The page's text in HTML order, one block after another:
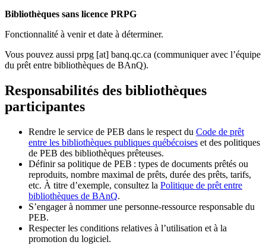
Bibliothèques sans licence PRPG
Fonctionnalité à venir et date à déterminer.
Vous pouvez aussi prpg [at] banq.qc.ca (communiquer avec l’équipe
du prêt entre bibliothèques de BAnQ).
Responsabilités des bibliothèques
participantes
Rendre le service de PEB dans le respect du Code de prêt
entre les bibliothèques publiques québécoises et des politiques
de PEB des bibliothèques prêteuses.
Définir sa politique de PEB : types de documents prêtés ou
reproduits, nombre maximal de prêts, durée des prêts, tarifs,
etc. À titre d’exemple, consultez la Politique de prêt entre
bibliothèques de BAnQ.
S’engager à nommer une personne-ressource responsable du
PEB.
Respecter les conditions relatives à l’utilisation et à la
promotion du logiciel.